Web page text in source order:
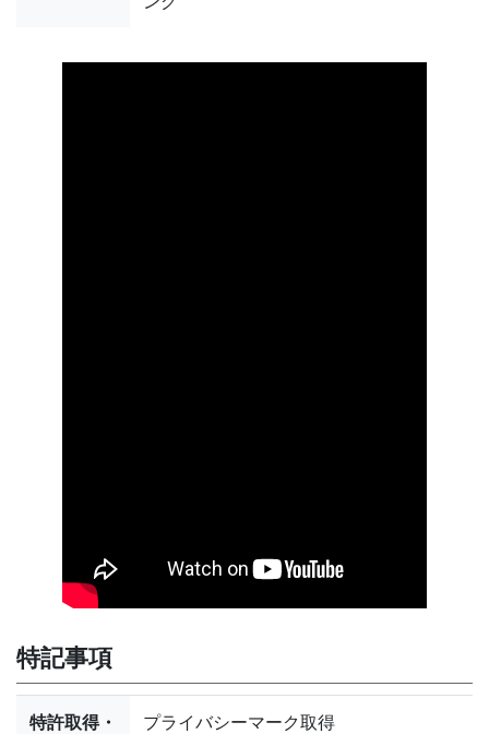
特記事項
特許取得・
プライバシーマーク取得